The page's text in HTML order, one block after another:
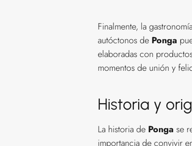
Finalmente, la
autóctonos de Ponga
elaboradas con
momentos de unión y
Historia y
La historia de Ponga se
importancia de convivir